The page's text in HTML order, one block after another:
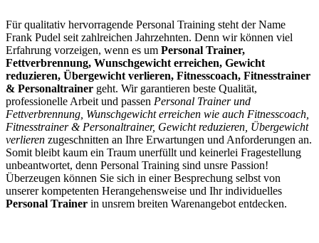
Für qualitativ hervorragende Personal Training steht der Name
Frank Pudel seit zahlreichen Jahrzehnten. Denn wir können viel
Erfahrung vorzeigen, wenn es um Personal Trainer,
Fettverbrennung, Wunschgewicht erreichen, Gewicht
reduzieren, Übergewicht verlieren, Fitnesscoach, Fitnesstrainer
& Personaltrainer geht. Wir garantieren beste Qualität,
professionelle Arbeit und passen Personal Trainer und
Fettverbrennung, Wunschgewicht erreichen wie auch Fitnesscoach,
Fitnesstrainer & Personaltrainer, Gewicht reduzieren, Übergewicht
verlieren zugeschnitten an Ihre Erwartungen und Anforderungen an.
Somit bleibt kaum ein Traum unerfüllt und keinerlei Fragestellung
unbeantwortet, denn Personal Training sind unsre Passion!
Überzeugen können Sie sich in einer Besprechung selbst von
unserer kompetenten Herangehensweise und Ihr individuelles
Personal Trainer in unsrem breiten Warenangebot entdecken.